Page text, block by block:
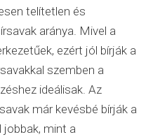
telítetlen és
aránya. Mivel a
ezért jól bírják a
szemben a
ideálisak. Az
már kevésbé bírják a
jobbak, mint a